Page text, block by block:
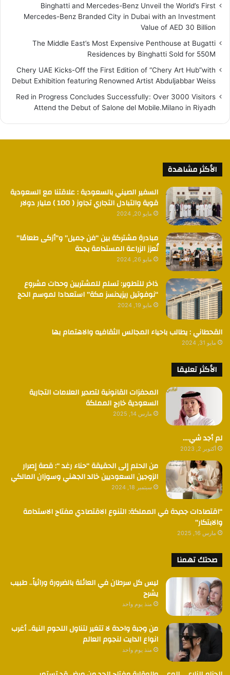
Binghatti and Mercedes-Benz Unveil the World’s First
Mercedes-Benz Branded City in Dubai with an Investment
Value of AED 30 Billion
The Middle East’s Most Expensive Penthouse at Bugatti
Residences by Binghatti Sold for 550M
Chery UAE Kicks-Off the First Edition of “Chery Art Hub”with
Debut Exhibition featuring Renowned Artist Abduljabbar Weiss
Red in Progress Concludes Successfully: Over 3000 Visitors
Attend the Debut of Salone del Mobile.Milano in Riyadh
الأكثر مشاهدة
السفير الصيني بالسعودية : علاقتنا مع السعودية
قوية والتبادل التجاري تجاوز ( 100 ) مليار دولار
مايو 20, 2024
مبادرة مشتركة بين “فن جميل” و”أزكى طعامًا”
تُعزز الزراعة المستدامة بجدة
مايو 26, 2024
ذاخر للتطوير: تسلم للمشتريين وحدات مشروع
“نوفوتيل ريزيدنسز مكة” استعدادا لموسم الحج
مايو 19, 2024
القحطاني : يطالب باحياء المجالس الثقافيه والاهتمام بها
مايو 31, 2024
الأكثر تعليقا
المحفزات القانونية لتصدير العلامات التجارية
السعودية خارج المملكة
مارس 14, 2025
لم أجد شي….
أكتوبر 2, 2023
من الحلم إلى الحقيقة “حناء رغد “: قصة إصرار
الزوجين السعوديين خالد الجهني وسوزان المالكي
سبتمبر 18, 2024
“اقتصادات جديدة في المملكة: التنوع الاقتصادي مفتاح الاستدامة
والابتكار”
مارس 16, 2025
صحتك تهمنا
ليس كل سرطان في العائلة بالضرورة وراثياً.. طبيب
يشرح
منذ يوم واحد
من وجبة واحدة لا تتغير لتناول اللحوم النية.. أغرب
انواع الدايت لنجوم العالم
منذ يوم واحد